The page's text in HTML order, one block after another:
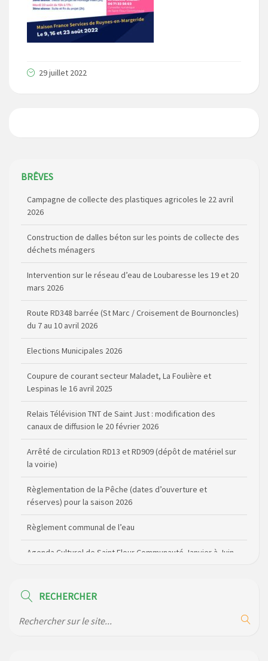
29 juillet 2022
BRÊVES
Campagne de collecte des plastiques agricoles le 22 avril
Construction de dalles béton sur les points de collecte des
déchets ménagers
Intervention sur le réseau d’eau de Loubaresse les 19 et 20
mars 2026
Route RD348 barrée (St Marc / Croisement de Bournoncles)
du 7 au 10 avril 2026
Elections Municipales 2026
Coupure de courant secteur Maladet, La Foulière et
Lespinas le 16 avril 2025
Relais Télévision TNT de Saint Just : modification des
canaux de diffusion le 20 février 2026
Arrêté de circulation RD13 et RD909 (dépôt de matériel sur
la voirie)
Règlementation de la Pêche (dates d’ouverture et
réserves) pour la saison 2026
Règlement communal de l’eau
Agenda Culturel de Saint Flour Communauté Janvier à Juin
Horaire des bus scolaires passant sur la commune
de la gendarmerie
Maison des services de Ruynes en Margeride – programme
RECHERCHER